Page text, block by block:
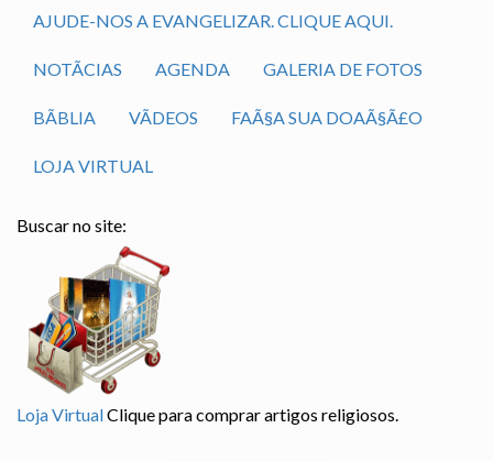
AJUDE-NOS A EVANGELIZAR. CLIQUE AQUI.
NOTÃ­CIAS AGENDA GALERIA DE FOTOS
BÃ­BLIA VÃ­DEOS FAÃ§A SUA DOAÃ§Ã£O
LOJA VIRTUAL
Buscar no site:
Loja VirtualClique para comprar artigos religiosos.